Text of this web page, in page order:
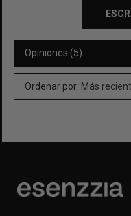
Opiniones (5)
Ordenar por: Más